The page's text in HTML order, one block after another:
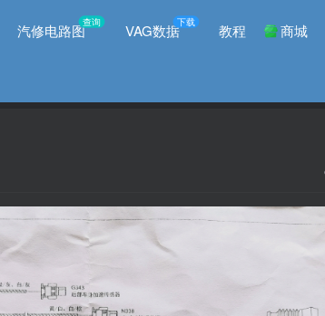
汽修电路图查询 VAG数据下载 教程 商城